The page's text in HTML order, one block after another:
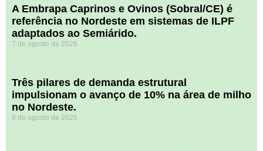
A Embrapa Caprinos e Ovinos (Sobral/CE) é
referência no Nordeste em sistemas de ILPF
adaptados ao Semiárido.
7 de agosto de 2026
​Três pilares de demanda estrutural
impulsionam o avanço de 10% na área de milho
no Nordeste.
6 de agosto de 2026